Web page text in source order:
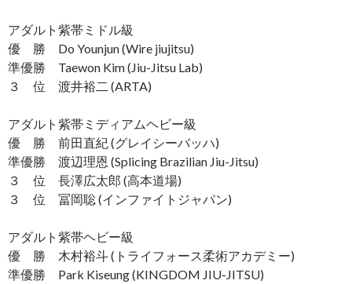
アダルト紫帯ミドル級
優 勝 Do Younjun (Wire jiujitsu)
準優勝 Taewon Kim (Jiu-Jitsu Lab)
３ 位 渡井裕二 (ARTA)
アダルト紫帯ミディアムヘビー級
優 勝 前田直紀 (グレイシーバッハ)
準優勝 渡辺理恩 (Splicing Brazilian Jiu-Jitsu)
３ 位 長澤広太郎 (高本道場)
３ 位 冨岡聡 (インファイトジャパン)
アダルト紫帯ヘビー級
優 勝 木村裕斗 (トライフォース柔術アカデミー)
準優勝 Park Kiseung (KINGDOM JIU-JITSU)